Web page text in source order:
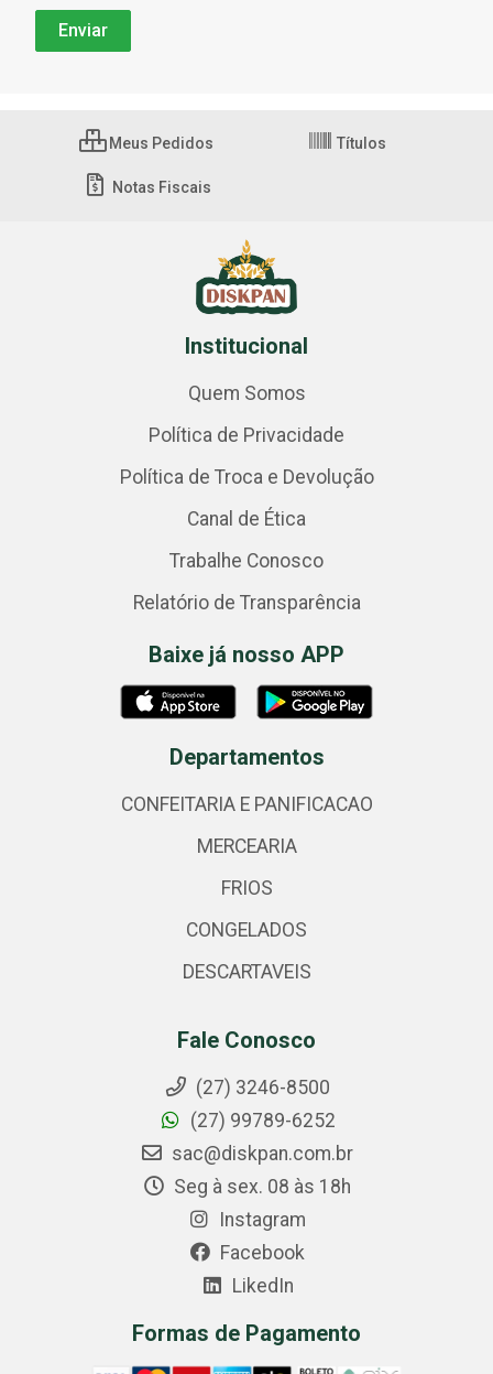
Meus Pedidos Títulos
Notas Fiscais
Institucional
Quem Somos
Política de Privacidade
Política de Troca e Devolução
Canal de Ética
Trabalhe Conosco
Relatório de Transparência
Baixe já nosso APP
Departamentos
CONFEITARIA E PANIFICACAO
MERCEARIA
FRIOS
CONGELADOS
DESCARTAVEIS
Fale Conosco
(27) 3246-8500
(27) 99789-6252
sac@diskpan.com.br
Seg à sex. 08 às 18h
Instagram
Facebook
LikedIn
Formas de Pagamento